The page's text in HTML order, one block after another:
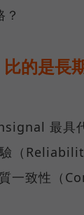
的是長
最具
（
一致性（